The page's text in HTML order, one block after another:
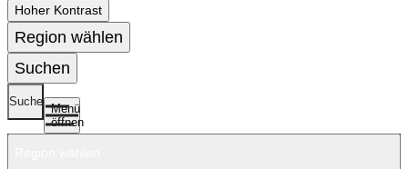
Hoher Kontrast
Region wählen
Suchen
Suche
Menü
öffnen